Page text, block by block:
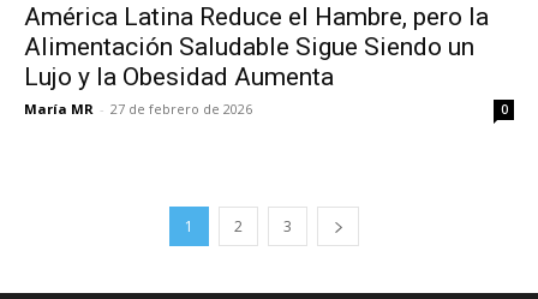
América Latina Reduce el Hambre, pero la
Alimentación Saludable Sigue Siendo un
Lujo y la Obesidad Aumenta
María MR - 27 de febrero de 2026 0
1 2 3